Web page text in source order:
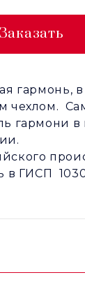
Заказать
гармонь,
чехлом.
гармони в
в ГИСП